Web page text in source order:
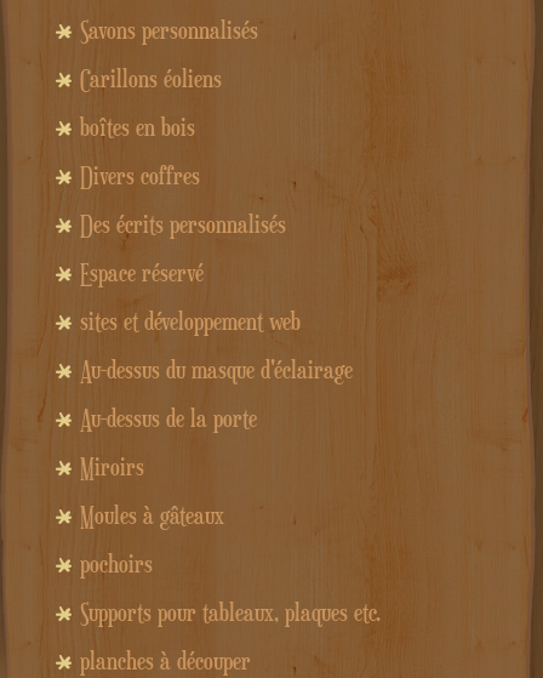
Savons personnalisés
Carillons éoliens
boîtes en bois
Divers coffres
Des écrits personnalisés
Espace réservé
sites et développement web
Au-dessus du masque d'éclairage
Au-dessus de la porte
Miroirs
Moules à gâteaux
pochoirs
Supports pour tableaux, plaques etc.
planches à découper